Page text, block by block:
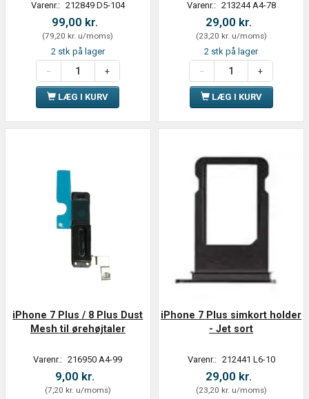
Varenr.: 212849 D5-104
99,00 kr.
(79,20 kr. u/moms)
2 stk på lager
LÆG I KURV
Varenr.: 213244 A4-78
29,00 kr.
(23,20 kr. u/moms)
2 stk på lager
LÆG I KURV
iPhone 7 Plus / 8 Plus Dust
Mesh til ørehøjtaler
Varenr.: 216950 A4-99
9,00 kr.
(7,20 kr. u/moms)
iPhone 7 Plus simkort holder
- Jet sort
Varenr.: 212441 L6-10
29,00 kr.
(23,20 kr. u/moms)